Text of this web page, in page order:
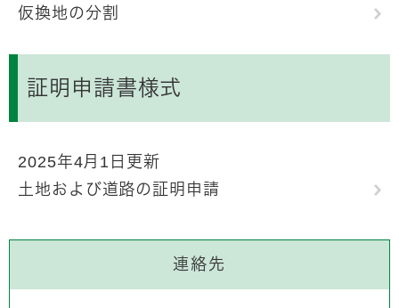
仮換地の分割
証明申請書様式
2025年4月1日更新
土地および道路の証明申請
連絡先